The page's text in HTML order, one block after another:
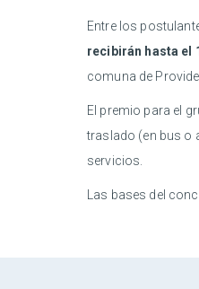
Entre los
recibirán hasta el
comuna de
El premio para el
traslado (en bus o
servicios.
Las bases del